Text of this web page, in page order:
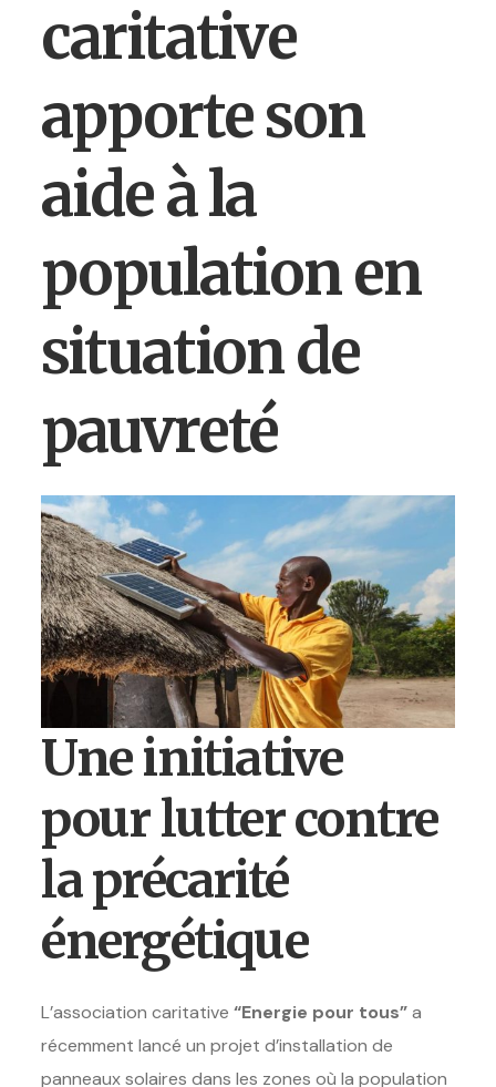
caritative
apporte son
aide à la
population en
situation de
pauvreté
Une initiative
pour lutter contre
la précarité
énergétique
L’association caritative“Energie pour tous”a
récemment lancé un projet d’installation de
panneaux solaires dans les zones où la population